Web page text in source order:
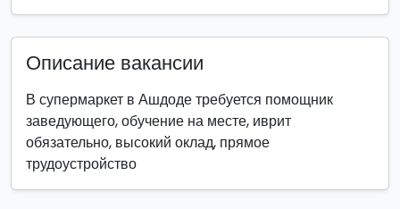
Описание вакансии
В супермаркет в Ашдоде требуется помощник
заведующего, обучение на месте, иврит
обязательно, высокий оклад, прямое
трудоустройство